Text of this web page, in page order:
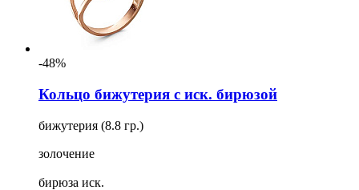
-48%
Кольцо бижутерия с иск. бирюзой
бижутерия (8.8 гр.)
золочение
бирюза иск.